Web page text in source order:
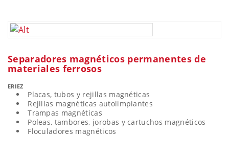
Separadores magnéticos permanentes de
materiales ferrosos
ERIEZ
Placas, tubos y rejillas magnéticas
Rejillas magnéticas autolimpiantes
Trampas magnéticas
Poleas, tambores, jorobas y cartuchos magnéticos
Floculadores magnéticos